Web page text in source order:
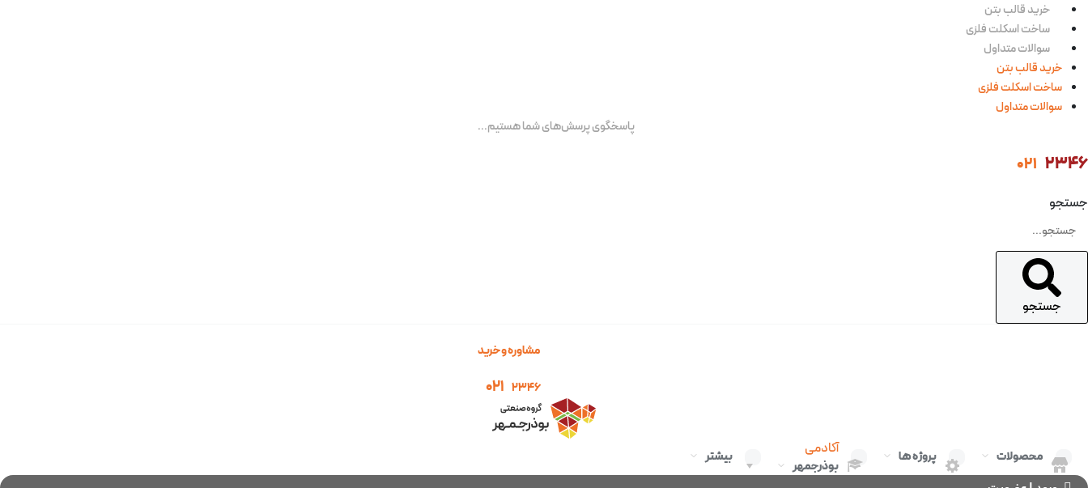
رفتن
محتوا
خرید قالب بتن
ساخت اسکلت فلزی
سوالات متداول
خرید قالب بتن
ساخت اسکلت فلزی
سوالات متداول
پاسخگوی پرسش‌های شما هستیم...
021 2346
جستجو
جستجو
مشاوره و خرید
021 2346
محصولات پروژه ها آکادمی
بوذرجمهر
بیشتر